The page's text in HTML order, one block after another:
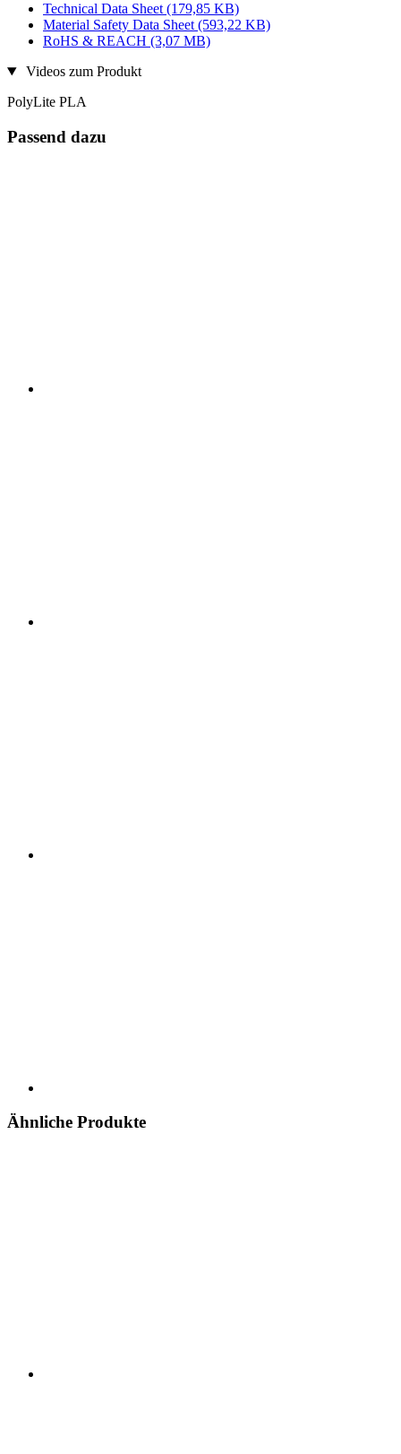
Technical Data Sheet (179,85 KB)
Material Safety Data Sheet (593,22 KB)
RoHS & REACH (3,07 MB)
Videos zum Produkt
PolyLite PLA
Passend dazu
Ähnliche Produkte